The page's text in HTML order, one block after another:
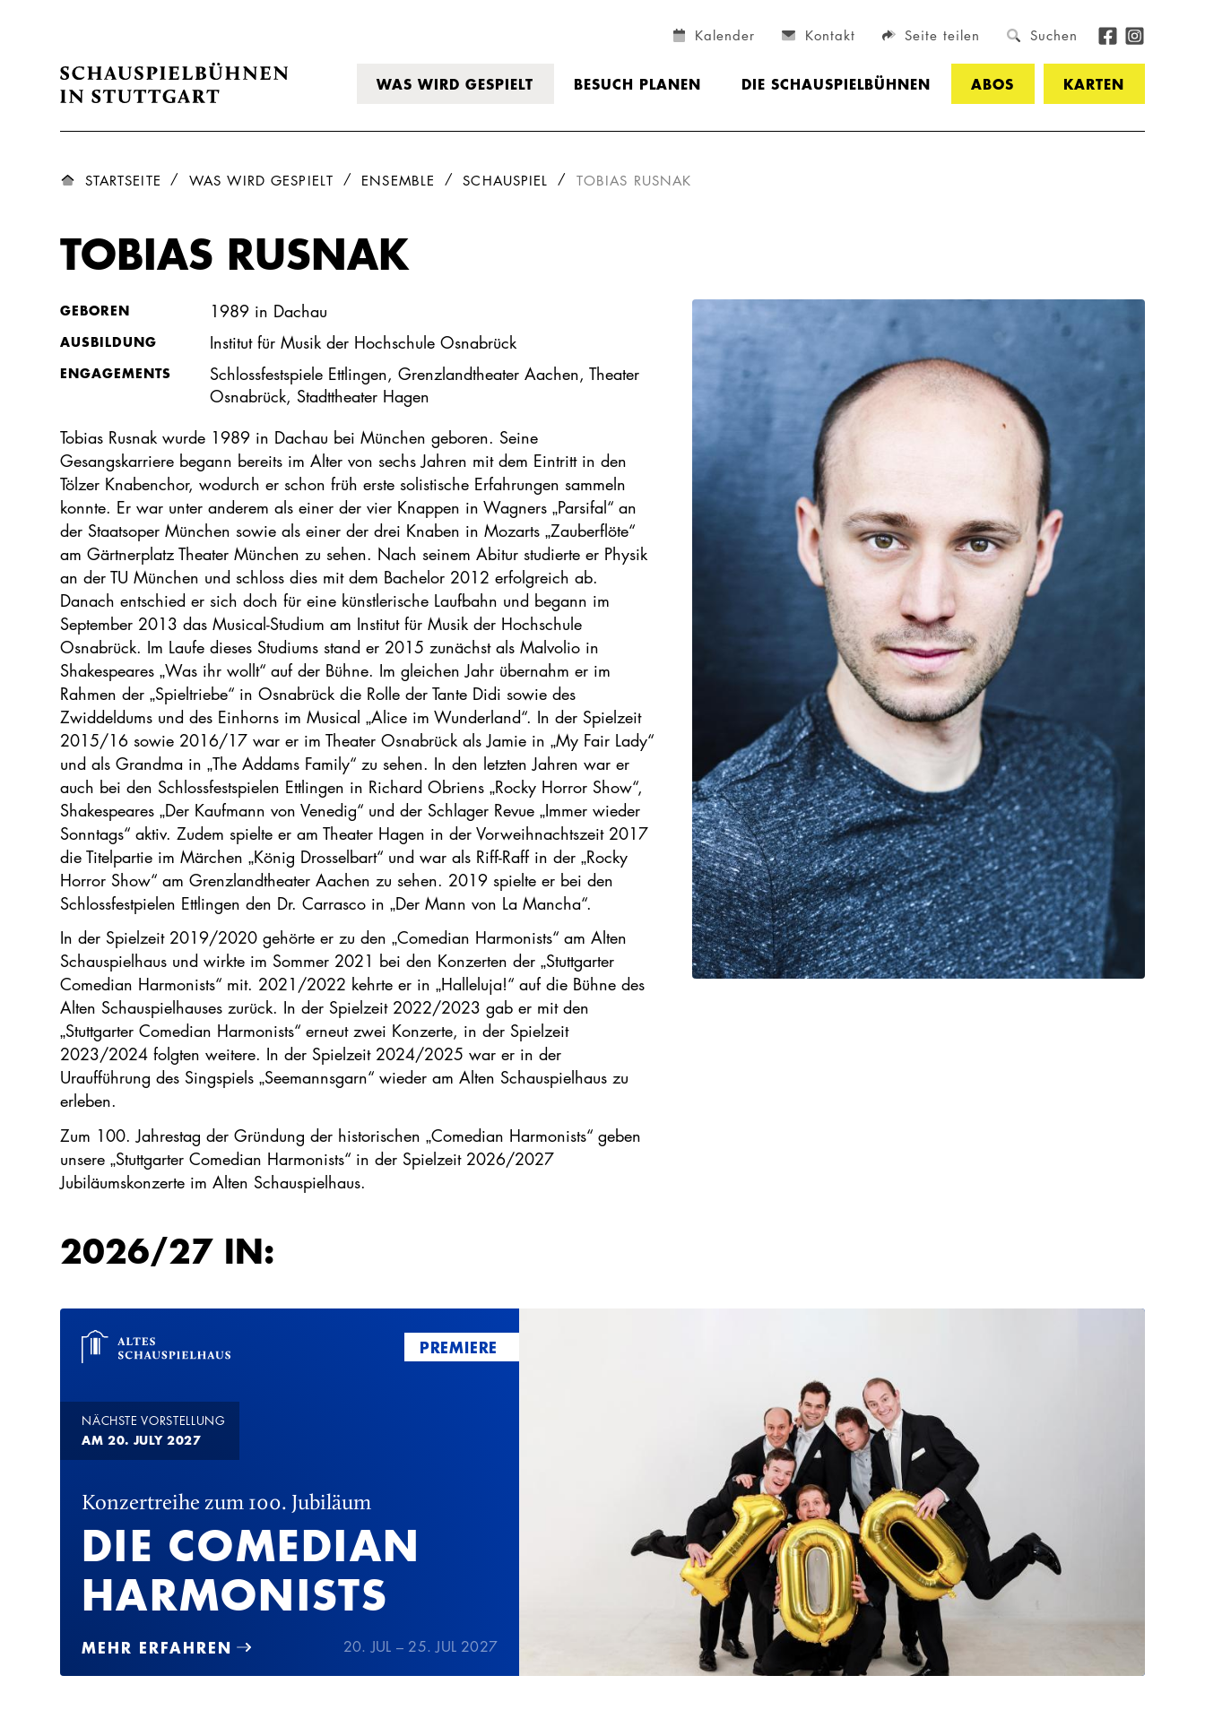
Kalender Kontakt Seite teilen Suchen
WAS WIRD GESPIELT BESUCH PLANEN DIE SCHAUSPIELBÜHNEN ABOS KARTEN
STARTSEITE WAS WIRD GESPIELT ENSEMBLE SCHAUSPIEL TOBIAS RUSNAK
TOBIAS RUSNAK
GEBOREN 1989 in Dachau
AUSBILDUNG Institut für Musik der Hochschule Osnabrück
ENGAGEMENTS
Schlossfestspiele Ettlingen, Grenzlandtheater Aachen, Theater
Osnabrück, Stadttheater Hagen
Tobias Rusnak wurde 1989 in Dachau bei München geboren. Seine
Gesangskarriere begann bereits im Alter von sechs Jahren mit dem Eintritt in den
Tölzer Knabenchor, wodurch er schon früh erste solistische Erfahrungen sammeln
konnte. Er war unter anderem als einer der vier Knappen in Wagners „Parsifal“ an
der Staatsoper München sowie als einer der drei Knaben in Mozarts „Zauberflöte“
am Gärtnerplatz Theater München zu sehen. Nach seinem Abitur studierte er Physik
an der TU München und schloss dies mit dem Bachelor 2012 erfolgreich ab.
Danach entschied er sich doch für eine künstlerische Laufbahn und begann im
September 2013 das Musical-Studium am Institut für Musik der Hochschule
Osnabrück. Im Laufe dieses Studiums stand er 2015 zunächst als Malvolio in
Shakespeares „Was ihr wollt“ auf der Bühne. Im gleichen Jahr übernahm er im
Rahmen der „Spieltriebe“ in Osnabrück die Rolle der Tante Didi sowie des
Zwiddeldums und des Einhorns im Musical „Alice im Wunderland“. In der Spielzeit
2015/16 sowie 2016/17 war er im Theater Osnabrück als Jamie in „My Fair Lady“
und als Grandma in „The Addams Family“ zu sehen. In den letzten Jahren war er
auch bei den Schlossfestspielen Ettlingen in Richard Obriens „Rocky Horror Show“,
Shakespeares „Der Kaufmann von Venedig“ und der Schlager Revue „Immer wieder
Sonntags“ aktiv. Zudem spielte er am Theater Hagen in der Vorweihnachtszeit 2017
die Titelpartie im Märchen „König Drosselbart“ und war als Riff-Raff in der „Rocky
Horror Show“ am Grenzlandtheater Aachen zu sehen. 2019 spielte er bei den
Schlossfestpielen Ettlingen den Dr. Carrasco in „Der Mann von La Mancha“.
In der Spielzeit 2019/2020 gehörte er zu den „Comedian Harmonists“ am Alten
Schauspielhaus und wirkte im Sommer 2021 bei den Konzerten der „Stuttgarter
Comedian Harmonists“ mit. 2021/2022 kehrte er in „Halleluja!“ auf die Bühne des
Alten Schauspielhauses zurück. In der Spielzeit 2022/2023 gab er mit den
„Stuttgarter Comedian Harmonists“ erneut zwei Konzerte, in der Spielzeit
2023/2024 folgten weitere. In der Spielzeit 2024/2025 war er in der
Uraufführung des Singspiels „Seemannsgarn“ wieder am Alten Schauspielhaus zu
erleben.
Zum 100. Jahrestag der Gründung der historischen „Comedian Harmonists“ geben
unsere „Stuttgarter Comedian Harmonists“ in der Spielzeit 2026/2027
Jubiläumskonzerte im Alten Schauspielhaus.
2026/27 IN:
PREMIERE
NÄCHSTE VORSTELLUNG
AM 20. JULY 2027
Konzertreihe zum 100. Jubiläum
DIE COMEDIAN
HARMONISTS
MEHR ERFAHREN 20. JUL – 25. JUL 2027